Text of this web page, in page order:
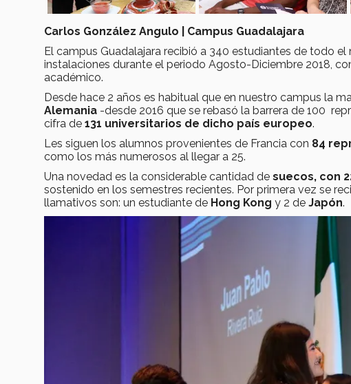
Carlos González Angulo | Campus Guadalajara
El campus Guadalajara recibió a 340 estudiantes de todo
instalaciones durante el periodo Agosto-Diciembre 2018,
académico.
Desde hace 2 años es habitual que en nuestro campus la
Alemania -desde 2016 que se rebasó la barrera de 100
cifra de 131 universitarios de dicho país europeo.
Les siguen los alumnos provenientes de Francia con 84
como los más numerosos al llegar a 25.
Una novedad es la considerable cantidad de suecos, con
sostenido en los semestres recientes. Por primera vez se
llamativos son: un estudiante de Hong Kong y 2 de Japón.